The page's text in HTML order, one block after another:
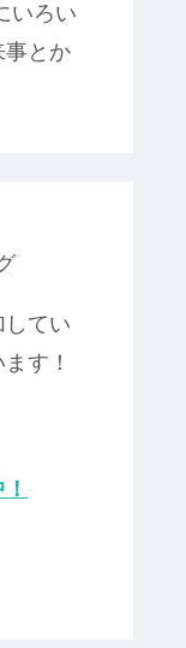
いろい
事とか
してい
す！